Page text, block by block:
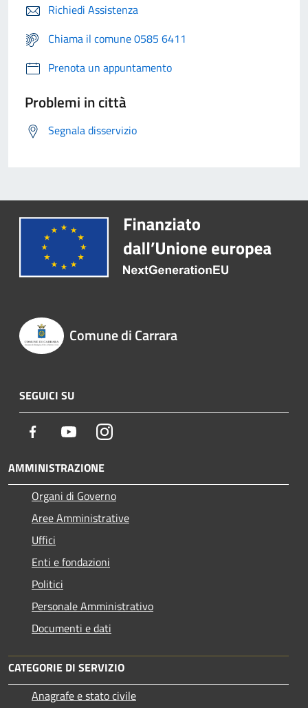
Richiedi Assistenza
Chiama il comune 0585 6411
Prenota un appuntamento
Problemi in città
Segnala disservizio
Comune di Carrara
SEGUICI SU
Facebook YoutubeInstagram
AMMINISTRAZIONE
Organi di Governo
Aree Amministrative
Uffici
Enti e fondazioni
Politici
Personale Amministrativo
Documenti e dati
CATEGORIE DI SERVIZIO
Anagrafe e stato civile